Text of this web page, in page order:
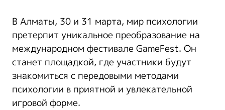
В Алматы, 30 и 31 марта, мир психологии
претерпит уникальное преобразование на
международном фестивале GameFest. Он
станет площадкой, где участники будут
знакомиться с передовыми методами
психологии в приятной и увлекательной
игровой форме.